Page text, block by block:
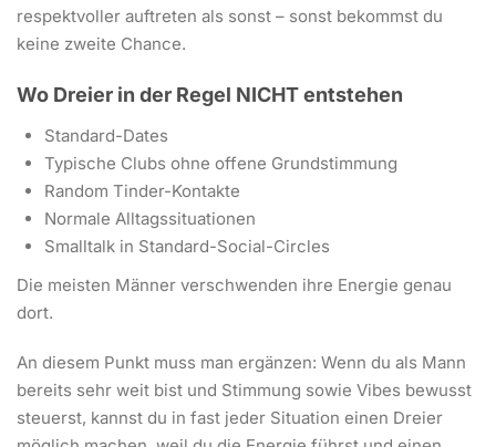
respektvoller auftreten als sonst – sonst bekommst du
keine zweite Chance.
Wo Dreier in der Regel NICHT entstehen
Standard-Dates
Typische Clubs ohne offene Grundstimmung
Random Tinder-Kontakte
Normale Alltagssituationen
Smalltalk in Standard-Social-Circles
Die meisten Männer verschwenden ihre Energie genau
dort.
An diesem Punkt muss man ergänzen: Wenn du als Mann
bereits sehr weit bist und Stimmung sowie Vibes bewusst
steuerst, kannst du in fast jeder Situation einen Dreier